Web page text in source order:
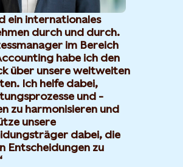
ein internationales
durch und durch.
im Bereich
habe ich den
über unsere weltweiten
Ich helfe dabei,
und -
zu harmonisieren und
unsere
dabei, die
Entscheidungen zu